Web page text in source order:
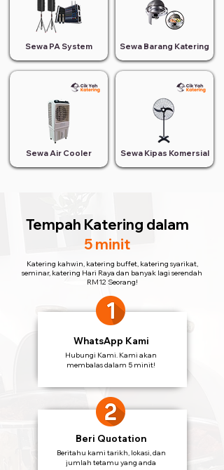
Sewa PA System
Sewa Air Cooler
Sewa Barang Katering
Sewa Kipas Komersial
Tempah Katering dalam
5 minit
Katering kahwin, katering buffet, katering syarikat,
seminar, katering Hari Raya dan banyak lagi serendah
RM12 Seorang!
WhatsApp Kami
Hubungi Kami. Kami akan
membalas dalam 5 minit!
Beri Quotation
Beritahu kami tarikh, lokasi, dan
jumlah tetamu yang anda